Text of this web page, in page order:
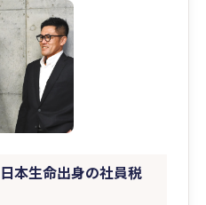
本生命出身の社員税